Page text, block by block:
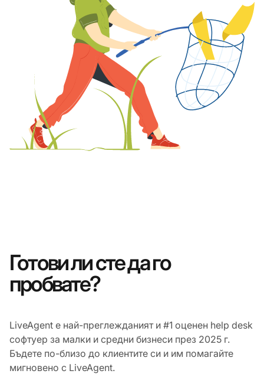
Готови ли сте да го
пробвате?
LiveAgent е най-преглежданият и #1 оценен help desk
софтуер за малки и средни бизнеси през 2025 г.
Бъдете по-близо до клиентите си и им помагайте
мигновено с LiveAgent.